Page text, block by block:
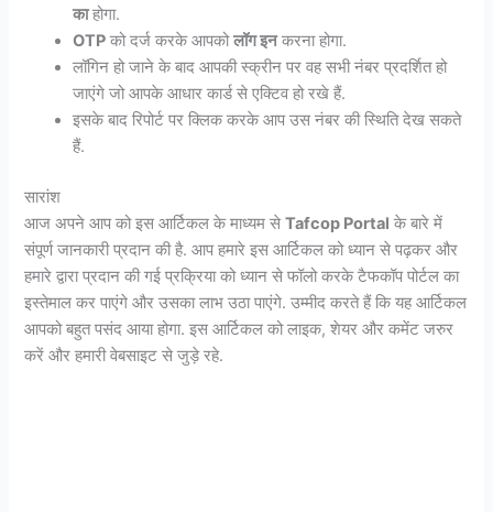
काहोगा.
OTP को दर्ज करके आपकोलॉग इनकरना होगा.
लॉगिन हो जाने के बाद आपकी स्क्रीन पर वह सभी नंबर प्रदर्शित हो
जाएंगे जो आपके आधार कार्ड से एक्टिव हो रखे हैं.
इसके बाद रिपोर्ट पर क्लिक करके आप उस नंबर की स्थिति देख सकते
हैं.
सारांश
आज अपने आप को इस आर्टिकल के माध्यम सेTafcop Portal के बारे में
संपूर्ण जानकारी प्रदान की है. आप हमारे इस आर्टिकल को ध्यान से पढ़कर और
हमारे द्वारा प्रदान की गई प्रक्रिया को ध्यान से फॉलो करके टैफकॉप पोर्टल का
इस्तेमाल कर पाएंगे और उसका लाभ उठा पाएंगे. उम्मीद करते हैं कि यह आर्टिकल
आपको बहुत पसंद आया होगा. इस आर्टिकल को लाइक, शेयर और कमेंट जरुर
करें और हमारी वेबसाइट से जुड़े रहे.